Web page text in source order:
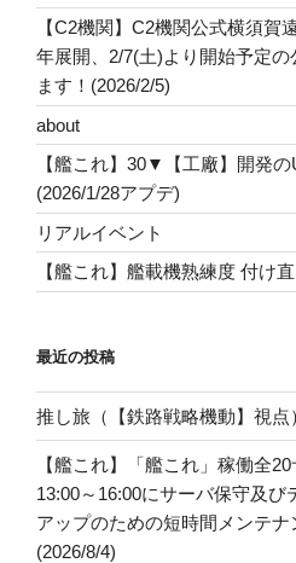
【C2機関】C2機関公式横須賀
年展開、2/7(土)より開始予定
ます！(2026/2/5)
about
【艦これ】30▼【工廠】開発
(2026/1/28アプデ)
リアルイベント
【艦これ】艦載機熟練度 付け
最近の投稿
推し旅（【鉄路戦略機動】視点
【艦これ】「艦これ」稼働全
13:00～16:00にサーバ保守及び
アップのための短時間メンテナ
(2026/8/4)